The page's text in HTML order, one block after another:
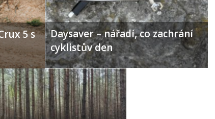
5 s
Daysaver – nářadí, co zachrání
cyklistův den